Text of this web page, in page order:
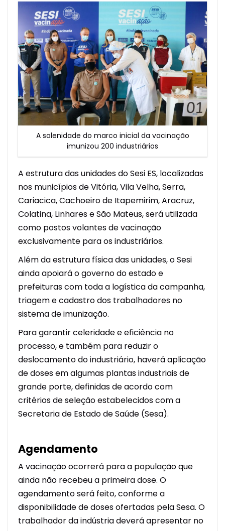
A solenidade do marco inicial da vacinação
imunizou 200 industriários
A estrutura das unidades do Sesi ES, localizadas
nos municípios de Vitória, Vila Velha, Serra,
Cariacica, Cachoeiro de Itapemirim, Aracruz,
Colatina, Linhares e São Mateus, será utilizada
como postos volantes de vacinação
exclusivamente para os industriários.
Além da estrutura física das unidades, o Sesi
ainda apoiará o governo do estado e
prefeituras com toda a logística da campanha,
triagem e cadastro dos trabalhadores no
sistema de imunização.
Para garantir celeridade e eficiência no
processo, e também para reduzir o
deslocamento do industriário, haverá aplicação
de doses em algumas plantas industriais de
grande porte, definidas de acordo com
critérios de seleção estabelecidos com a
Secretaria de Estado de Saúde (Sesa).
Agendamento
A vacinação ocorrerá para a população que
ainda não recebeu a primeira dose. O
agendamento será feito, conforme a
disponibilidade de doses ofertadas pela Sesa. O
trabalhador da indústria deverá apresentar no